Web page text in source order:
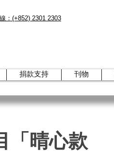
：​​(+852) 2301 2303
捐款支持 刊物
「晴心款